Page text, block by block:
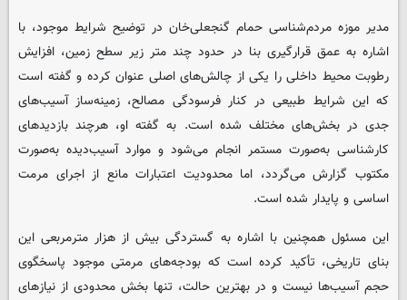
مدیر موزه مردم‌شناسی حمام گنجعلی‌خان در توضیح شرایط موجود، با
اشاره به عمق قرارگیری بنا در حدود چند متر زیر سطح زمین، افزایش
رطوبت محیط داخلی را یکی از چالش‌های اصلی عنوان کرده و گفته است
که این شرایط طبیعی در کنار فرسودگی مصالح، زمینه‌ساز آسیب‌های
جدی در بخش‌های مختلف شده است. به گفته او، هرچند بازدیدهای
کارشناسی به‌صورت مستمر انجام می‌شود و موارد آسیب‌دیده به‌صورت
مکتوب گزارش می‌گردد، اما محدودیت اعتبارات مانع از اجرای مرمت
اساسی و پایدار شده است.
این مسئول همچنین با اشاره به گستردگی بیش از هزار مترمربعی این
بنای تاریخی، تأکید کرده است که بودجه‌های مرمتی موجود پاسخگوی
حجم آسیب‌ها نیست و در بهترین حالت، تنها بخش محدودی از نیازهای